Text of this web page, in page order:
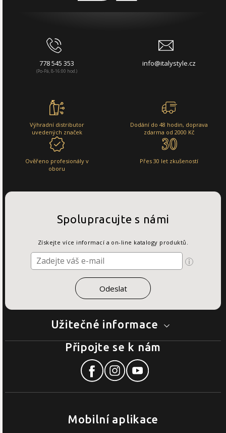
778 545 353
(Po-Pá, 8-16:00 hod.)
info@italystyle.cz
Výhradní distributor
uvedených značek
Dodání do 48 hodin, doprava
zdarma od 2000 Kč
Ověřeno profesionály v
oboru
Přes 30 let zkušeností
Užitečné informace
Spolupracujte s námi
Získejte více informací a on-line katalogy produktů.
Mobilní aplikace
Připojte se k nám